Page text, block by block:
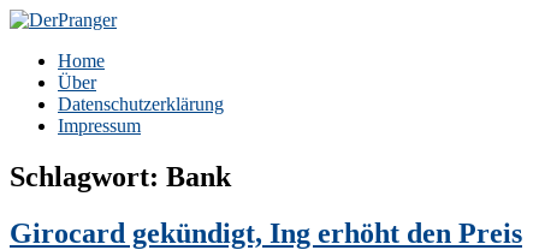
Zum
springen
DerPranger
Finanzen, Freiheit, Prangerei
Home
Über
Datenschutzerklärung
Impressum
Schlagwort: Bank
Girocard gekündigt, Ing erhöht den Preis